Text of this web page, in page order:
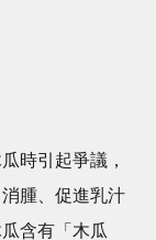
時引起爭議，
腫、促進乳汁
含有「木瓜